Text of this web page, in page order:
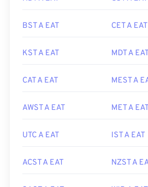
BST A EAT CET A EAT
KST A EAT MDT A
CAT A EAT MEST A
AWST A EAT MET A
UTC A EAT IST A EAT
ACST A EAT NZST A